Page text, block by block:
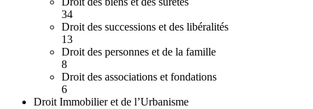
34
Droit des successions et des libéralités
13
Droit des personnes et de la famille
8
Droit des associations et fondations
6
Droit Immobilier et de l’Urbanisme